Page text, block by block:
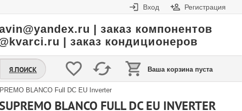
Вход Регистрация
| заказ компонентов
| заказ кондиционеров
Ваша корзина пуста
Я.ПОИСК
BLANCO Full DC EU Inverter
BLANCO FULL DC EU INVERTER